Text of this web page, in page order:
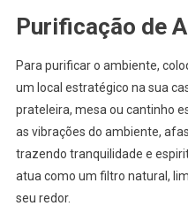
Purificação de
Para purificar o ambiente,
um local estratégico na sua
prateleira, mesa ou cantinho
as vibrações do ambiente,
trazendo tranquilidade e
atua como um filtro natural,
seu redor.